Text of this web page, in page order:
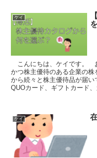
ケイ
こんにちは、ケイです。
かつ株主優待のある企業の
から続々と株主優待品が届い
QUOカード、ギフトカード
ケイ